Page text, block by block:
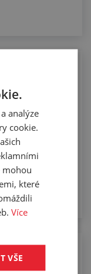
a
analýze
cookie.
mohou
které
Více
VŠE